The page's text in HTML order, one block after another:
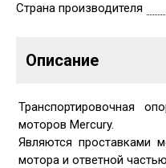
Страна производителя
Описание
Транспортировочная
моторов Mercury.
Являются проставками
мотора и ответной